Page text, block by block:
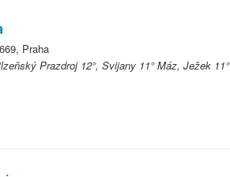
Praha
Prazdroj 12°, Svijany 11° Máz, Ježek 11°